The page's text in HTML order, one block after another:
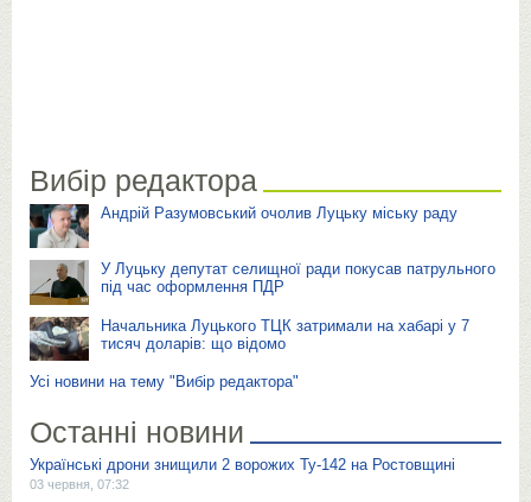
Вибір редактора
Андрій Разумовський очолив Луцьку міську раду
У Луцьку депутат селищної ради покусав патрульного
під час оформлення ПДР
Начальника Луцького ТЦК затримали на хабарі у 7
тисяч доларів: що відомо
Усі новини на тему "Вибір редактора"
Останні новини
Українські дрони знищили 2 ворожих Ту-142 на Ростовщині
03 червня, 07:32